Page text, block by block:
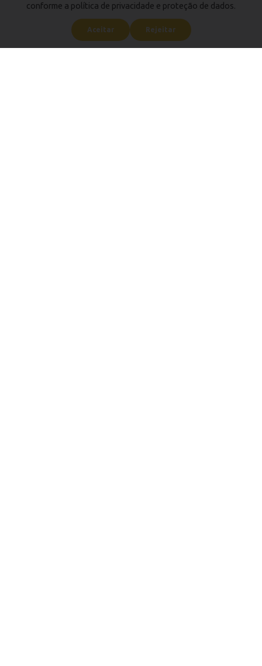
conforme a política de privacidade e proteção de dados.
Aceitar Rejeitar